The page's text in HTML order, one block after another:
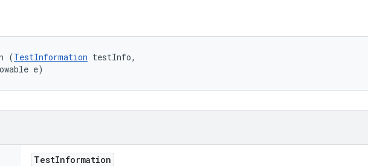
(TestInformation testInfo,
e)
TestInformation